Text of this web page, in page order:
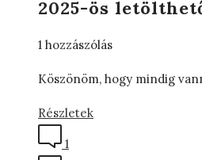
2025-ös
1 hozzászólás
Köszönöm, hogy mindig
Részletek
1